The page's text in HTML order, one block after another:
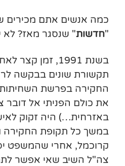
כמה אנשים אתם מכירים
"חדשות" שנסגר מאז? לא
בשנת 1991,
תקשורת שונים בבקשה
החקירה בפרשת
את כולם הפניתי אל דובר
באזרחית…) היה זקוק
במשך כל תקופת החקירה
קרוכמל, אחרי שהמשפט
צה"ל השיב שאי אפשר